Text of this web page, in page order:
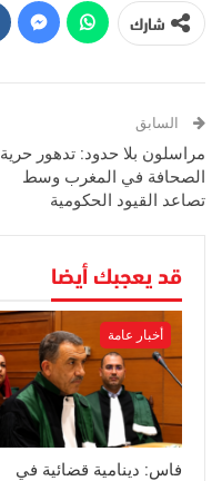
شارك
السابق
مراسلون بلا حدود: تدهور حرية
الصحافة في المغرب وسط
تصاعد القيود الحكومية
قد يعجبك أيضا
أخبار عامة
فاس: دينامية قضائية في